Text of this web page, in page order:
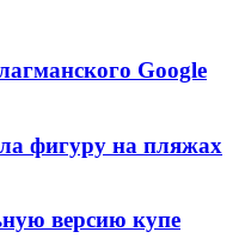
Google
фигуру на пляжах
версию купе